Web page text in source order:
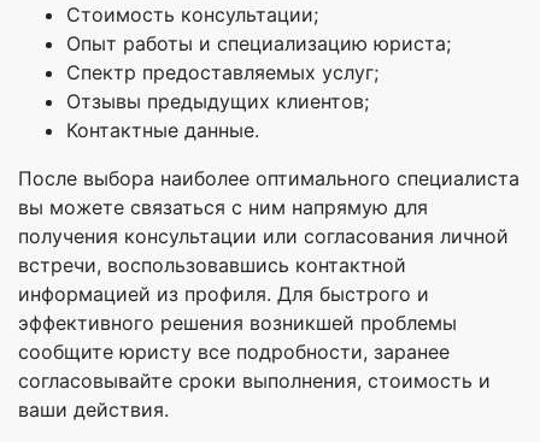
Стоимость консультации;
Опыт работы и специализацию юриста;
Спектр предоставляемых услуг;
Отзывы предыдущих клиентов;
Контактные данные.
После выбора наиболее оптимального специалиста
вы можете связаться с ним напрямую для
получения консультации или согласования личной
встречи, воспользовавшись контактной
информацией из профиля. Для быстрого и
эффективного решения возникшей проблемы
сообщите юристу все подробности, заранее
согласовывайте сроки выполнения, стоимость и
ваши действия.